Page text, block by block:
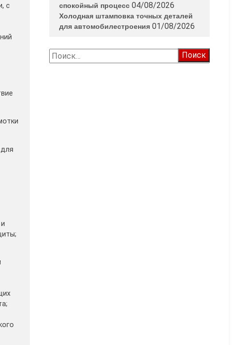
с
спокойный процесс 04/08/2026
Холодная штамповка точных деталей
для автомобилестроения 01/08/2026
Найти: